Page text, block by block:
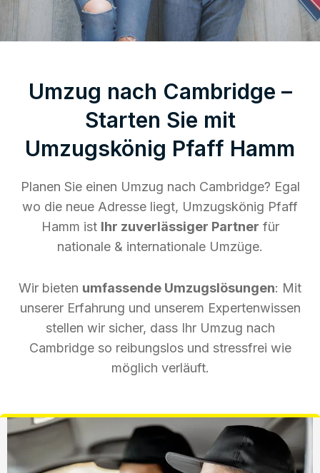
Umzug nach Cambridge –
Starten Sie mit
Umzugskönig Pfaff Hamm
Planen Sie einen Umzug nach Cambridge? Egal
wo die neue Adresse liegt, Umzugskönig Pfaff
Hamm ist Ihr zuverlässiger Partner für
nationale & internationale Umzüge.
Wir bieten umfassende Umzugslösungen: Mit
unserer Erfahrung und unserem Expertenwissen
stellen wir sicher, dass Ihr Umzug nach
Cambridge so reibungslos und stressfrei wie
möglich verläuft.